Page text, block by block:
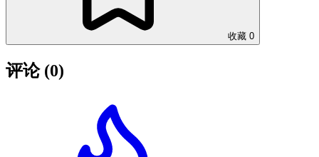
收藏 0
评论 (0)